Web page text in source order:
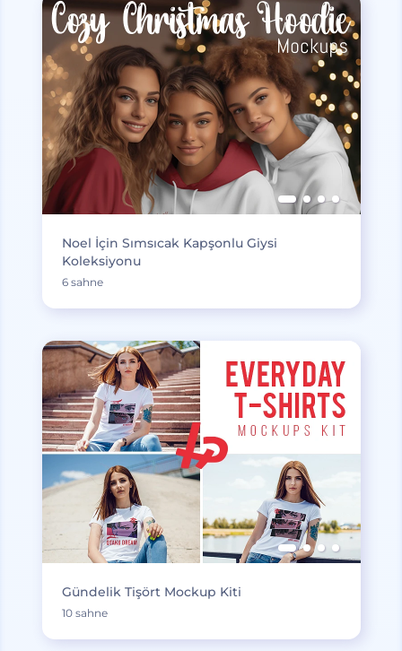
Noel İçin Sımsıcak Kapşonlu Giysi
Koleksiyonu
6 sahne
Gündelik Tişört Mockup Kiti
10 sahne